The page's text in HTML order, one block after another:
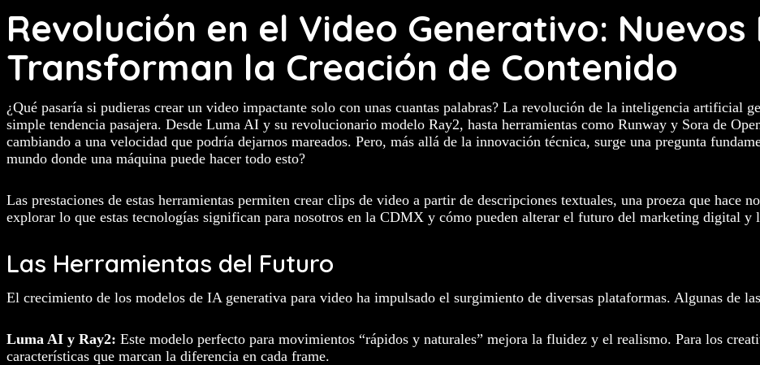
Revolución en el Video Generativo:
Transforman la Creación de Contenido
¿Qué pasaría si pudieras crear un video impactante solo con unas cuantas palabras? La revolución de la inteligencia artificial
simple tendencia pasajera. Desde Luma AI y su revolucionario modelo Ray2, hasta herramientas como Runway y Sora de
cambiando a una velocidad que podría dejarnos mareados. Pero, más allá de la innovación técnica, surge una pregunta
mundo donde una máquina puede hacer todo esto?
Las prestaciones de estas herramientas permiten crear clips de video a partir de descripciones textuales, una proeza que hace
explorar lo que estas tecnologías significan para nosotros en la CDMX y cómo pueden alterar el futuro del marketing digital y
Las Herramientas del Futuro
El crecimiento de los modelos de IA generativa para video ha impulsado el surgimiento de diversas plataformas. Algunas de
Luma AI y Ray2: Este modelo perfecto para movimientos “rápidos y naturales” mejora la fluidez y el realismo. Para los
características que marcan la diferencia en cada frame.